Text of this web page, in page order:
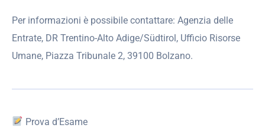
Per informazioni è possibile contattare: Agenzia delle
Entrate, DR Trentino-Alto Adige/Südtirol, Ufficio Risorse
Umane, Piazza Tribunale 2, 39100 Bolzano.
Prova d’Esame